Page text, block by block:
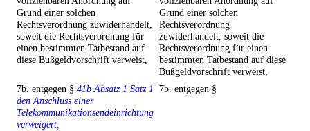
Grund einer solchen
Rechtsverordnung zuwiderhandelt,
soweit die Rechtsverordnung für
einen bestimmten Tatbestand auf
diese Bußgeldvorschrift verweist,
Grund einer solchen
Rechtsverordnung
zuwiderhandelt, soweit die
Rechtsverordnung für einen
bestimmten Tatbestand auf diese
Bußgeldvorschrift verweist,
7b. entgegen § 41b Absatz 1 Satz 1
den Anschluss einer
Telekommunikationsendeinrichtung
verweigert,
7b. entgegen §